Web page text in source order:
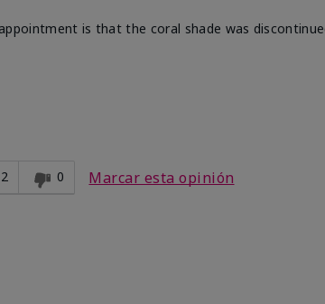
is that the coral shade was
0 Marcar esta opinión